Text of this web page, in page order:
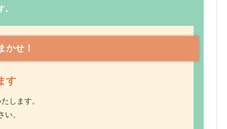
かせ！
す
します。
。